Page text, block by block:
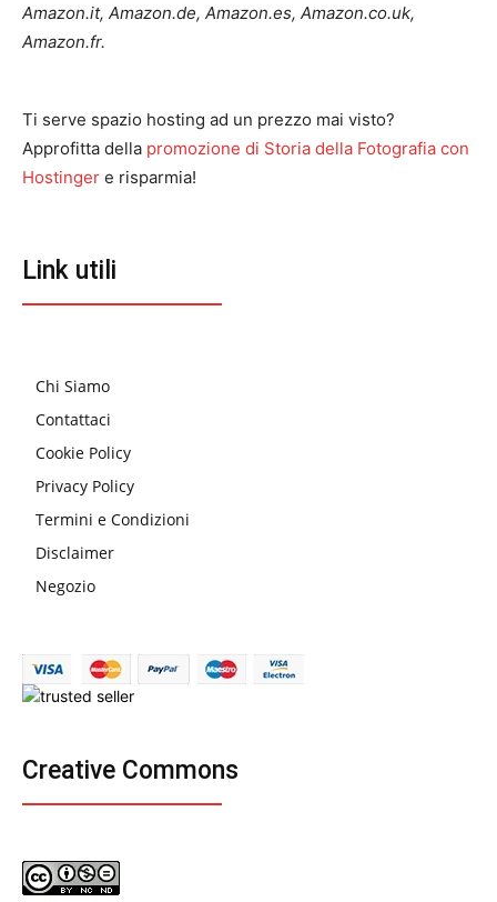
Amazon.it, Amazon.de, Amazon.es, Amazon.co.uk,
Amazon.fr.
Ti serve spazio hosting ad un prezzo mai visto?
Approfitta della promozione di Storia della Fotografia con
Hostinger e risparmia!
Link utili
Chi Siamo
Contattaci
Cookie Policy
Privacy Policy
Termini e Condizioni
Disclaimer
Negozio
Creative Commons